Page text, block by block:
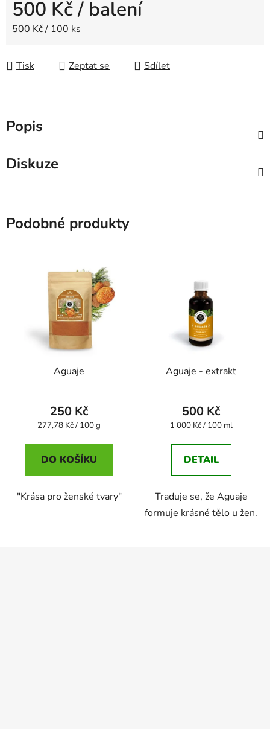
500 Kč/ balení
Měrná cena:
500 Kč / 100 ks
Tisk Zeptat se Sdílet
Popis
Diskuze
Podobné produkty
Aguaje
250 Kč
Měrná
277,78 Kč / 100 g
DO KOŠÍKU
"Krása pro ženské tvary"
Aguaje - extrakt
500 Kč
Měrná
1 000 Kč / 100 ml
DETAIL
Traduje se, že Aguaje
formuje krásné tělo u žen.